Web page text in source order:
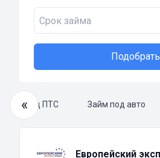
Подобрать
«
Займ под ПТС Займ под авто
Европейский